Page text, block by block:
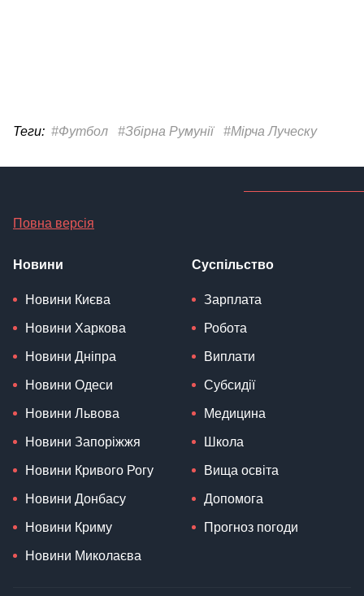
Теги: #Футбол #Збірна Румунії #Мірча Луческу
Повна версія
Новини
Новини Києва
Новини Харкова
Новини Дніпра
Новини Одеси
Новини Львова
Новини Запоріжжя
Новини Кривого Рогу
Новини Донбасу
Новини Криму
Новини Миколаєва
Суспільство
Зарплата
Робота
Виплати
Субсидії
Медицина
Школа
Вища освіта
Допомога
Прогноз погоди